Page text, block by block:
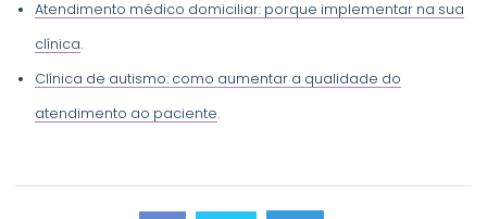
Atendimento médico domiciliar: porque implementar na sua
clínica.
Clínica de autismo: como aumentar a qualidade do
atendimento ao paciente.